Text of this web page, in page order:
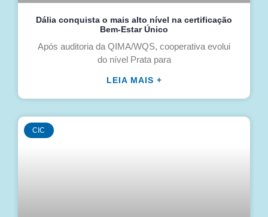
Dália conquista o mais alto nível na certificação
Bem-Estar Único
Após auditoria da QIMA/WQS, cooperativa evolui
do nível Prata para
LEIA MAIS +
CIC